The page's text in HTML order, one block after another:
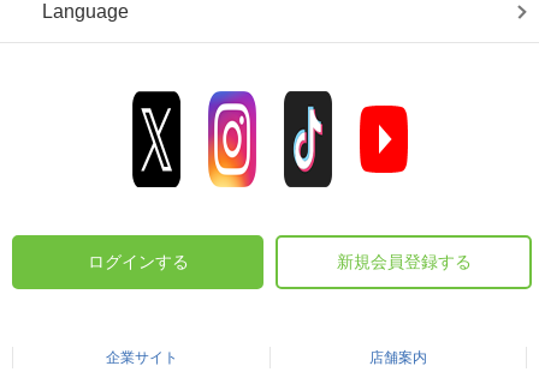
Language
ログインする 新規会員登録する
企業サイト 店舗案内